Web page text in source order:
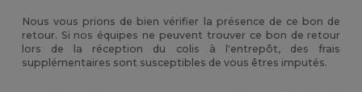
Nous vous prions de bien vérifier la présence de ce bon de
retour. Si nos équipes ne peuvent trouver ce bon de retour
lors de la réception du colis à l'entrepôt, des frais
supplémentaires sont susceptibles de vous êtres imputés.